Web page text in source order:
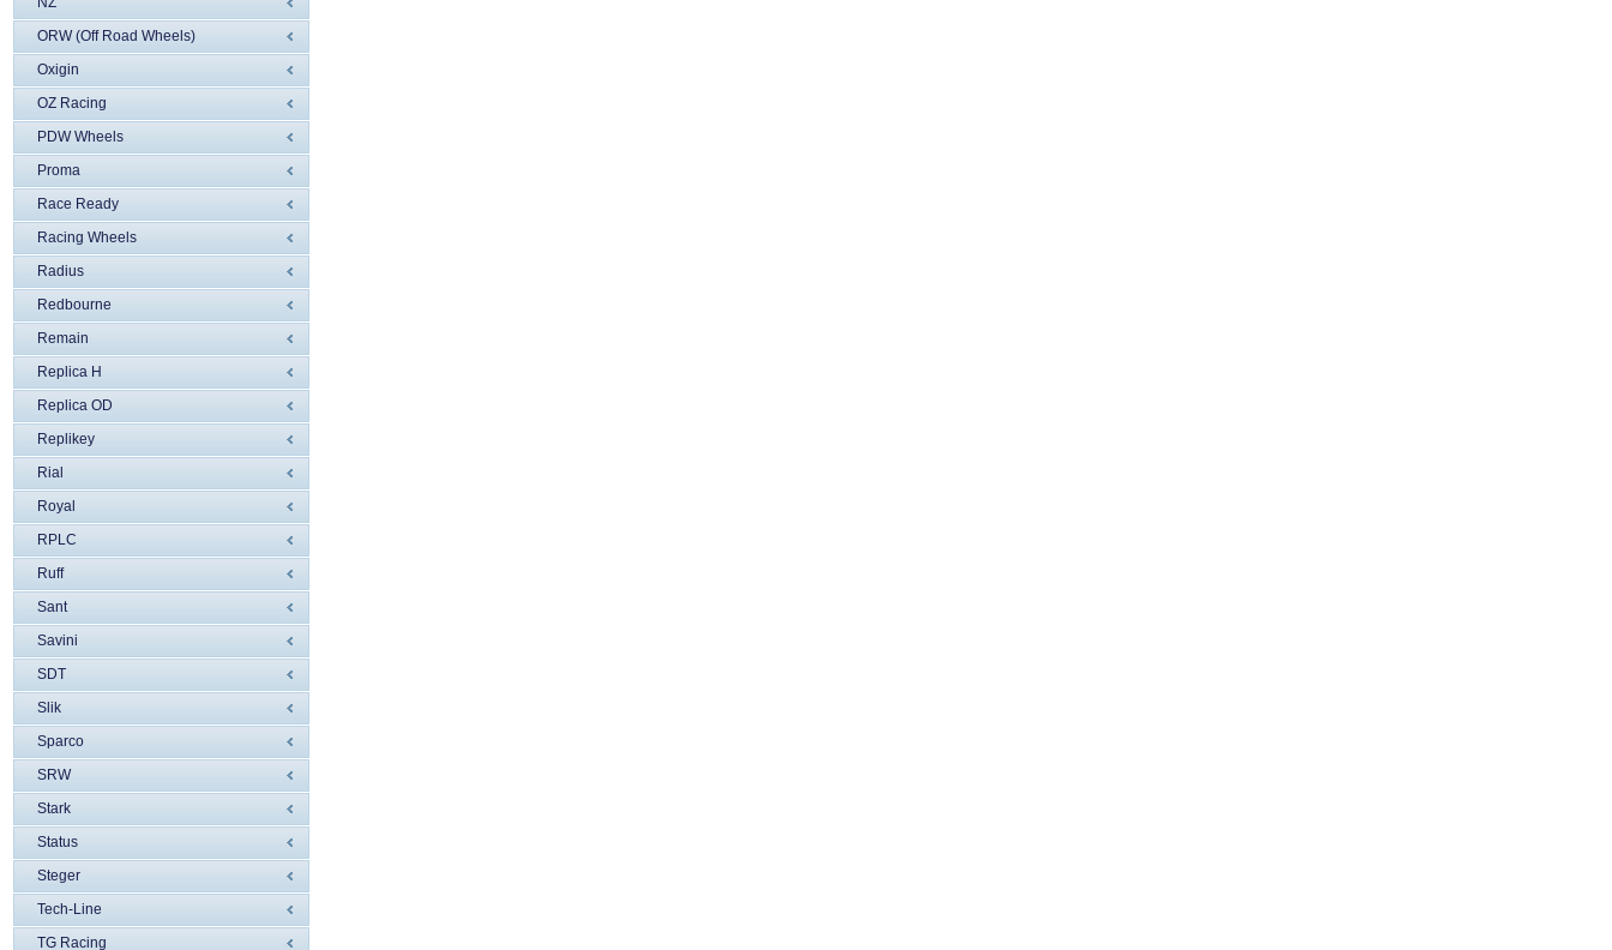
ORW (Off Road Wheels)
Oxigin
OZ Racing
PDW Wheels
Proma
Race Ready
Racing Wheels
Radius
Redbourne
Remain
Replica H
Replica OD
Replikey
Rial
Royal
RPLC
Ruff
Sant
Savini
SDT
Slik
Sparco
SRW
Stark
Status
Steger
Tech-Line
TG Racing